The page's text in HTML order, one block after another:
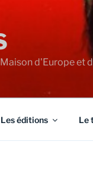
d'Europe et
Les éditions Le